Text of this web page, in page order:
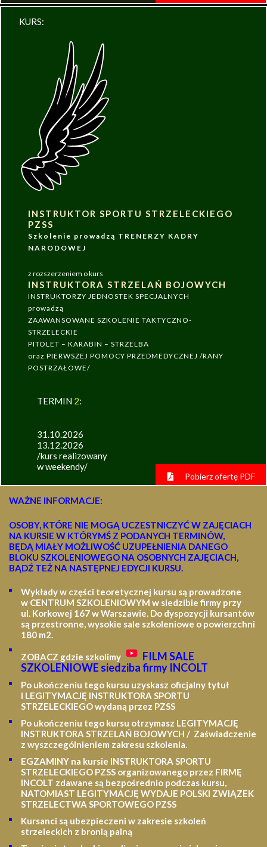
KURS:
INSTRUKTOR SPORTU STRZELECKIEGO
PZSS
Szkolenie prowadzą TRENERZY KADRY
NARODOWEJ
z rozszerzeniem o kurs
INSTRUKTORA STRZELAŃ BOJOWYCH
INSTRUKTORZY JEDNOSTEK SPECJALNYCH
prowadzą
ZAAWANSOWANE SZKOLENIE TAKTYCZNO-
STRZELECKIE
PITOLET – KARABIN – STRZELBA
oraz PIERWSZEJ POMOCY PRZEDMEDYCZNEJ /RANY
POSTRZAŁOWE/
TERMIN 2:
31.10.2026
13.12.2026
/kurs realizowany
w weekendy/
Pobierz ofertę PDF
WAŻNE INFORMACJE:
OSOBY, KTÓRE NIE MOGĄ UCZESTNICZYĆ W ZAJĘCIACH
NA KURSIE W KTÓRYMŚ Z PODANYCH TERMINÓW,
BĘDĄ MIAŁY MOŻLIWOŚĆ UZUPEŁNIENIA DANEGO
BLOKU SZKOLENIOWEGO NA OSOBNYCH ZAJĘCIACH,
BĄDŹ TEŻ NA NASTĘPNEJ EDYCJI KURSU.
Wykłady w części teoretycznej kursu są prowadzone
w CENTRUM SZKOLENIOWYM w siedzibie firmy przy
ul. Korkowej 167 w Warszawie. Do dyspozycji kursantów
są przestronne, wysokie sale szkoleniowe o powierzchni
180 m2.
ZOBACZ gdzie szkolimy
FILM SALE
SZKOLENIOWE siedziba firmy INCOLT
Po ukończeniu tego kursu uzyskasz oficjalny tytuł
i LEGITYMACJĘ INSTRUKTORA SPORTU
STRZELECKIEGO wydaną przez PZSS
Po ukończeniu tego kursu otrzymasz LEGITYMACJĘ
INSTRUKTORA STRZELAŃ BOJOWYCH / Zaświadczenie
z wyszczególnieniem zakresu szkolenia.
EGZAMINY na kursie INSTRUKTORA SPORTU
STRZELECKIEGO PZSS organizowanego przez FIRMĘ
INCOLT zdawane są bezpośrednio podczas kursu,
NATOMIAST LEGITYMACJĘ WYDAJE POLSKI ZWIĄZEK
STRZELECTWA SPORTOWEGO PZSS
Kursanci są ubezpieczeni w zakresie szkoleń
strzeleckich z bronią palną